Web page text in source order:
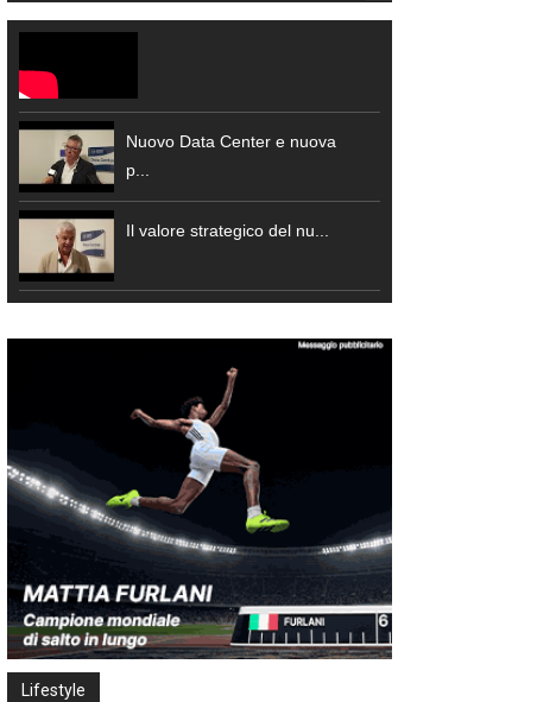
Nuovo Data Center e nuova
p...
Il valore strategico del nu...
Lifestyle